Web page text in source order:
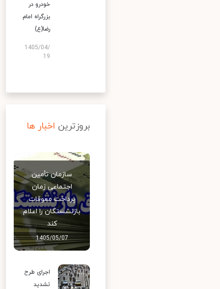
خودرو در
بزرگراه امام
رضا(ع)
1405/04/
19
بروزترین اخبار ها
سازمان تأمین
اجتماعی زمان
پرداخت معوقات
بازنشستگان را اعلام
کند
1405/05/07
اجرای طرح
تشدید